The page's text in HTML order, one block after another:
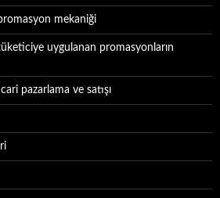
mekaniği
uygulanan promasyonların
pazarlama ve satışı